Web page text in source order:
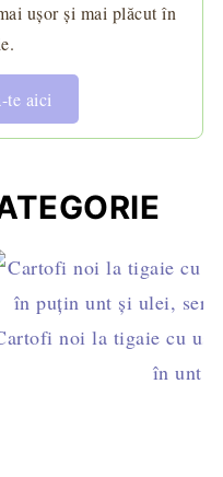
ușor și mai plăcut în
te aici
noi la tigaie cu
în unt